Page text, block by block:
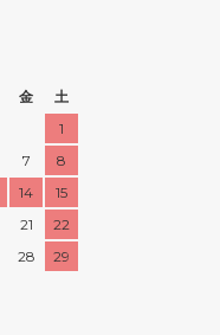
金
土
1
7
8
14
15
21
22
28
29